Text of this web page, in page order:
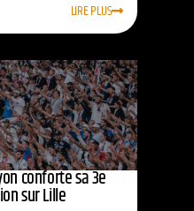
LIRE PLUS
conforte sa 3e
sur Lille